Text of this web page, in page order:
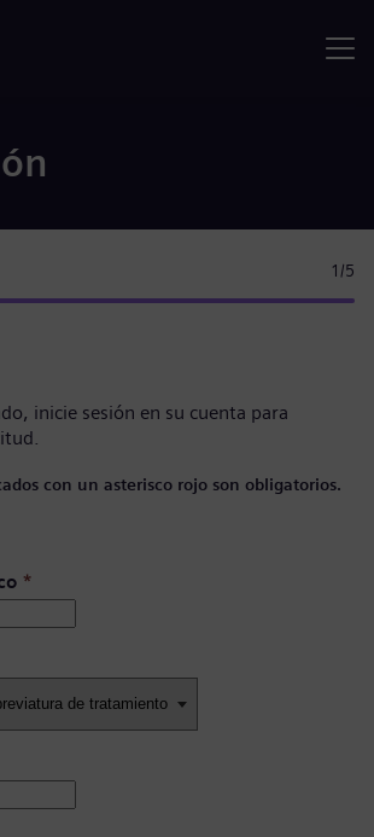
1 /5
inicie sesión en su cuenta para
con un asterisco rojo son obligatorios.
*